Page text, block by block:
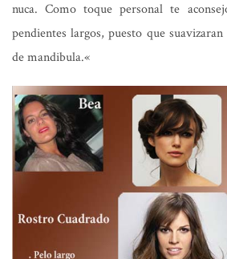
nuca. Como toque personal te
pendientes largos, puesto que
de mandibula.«